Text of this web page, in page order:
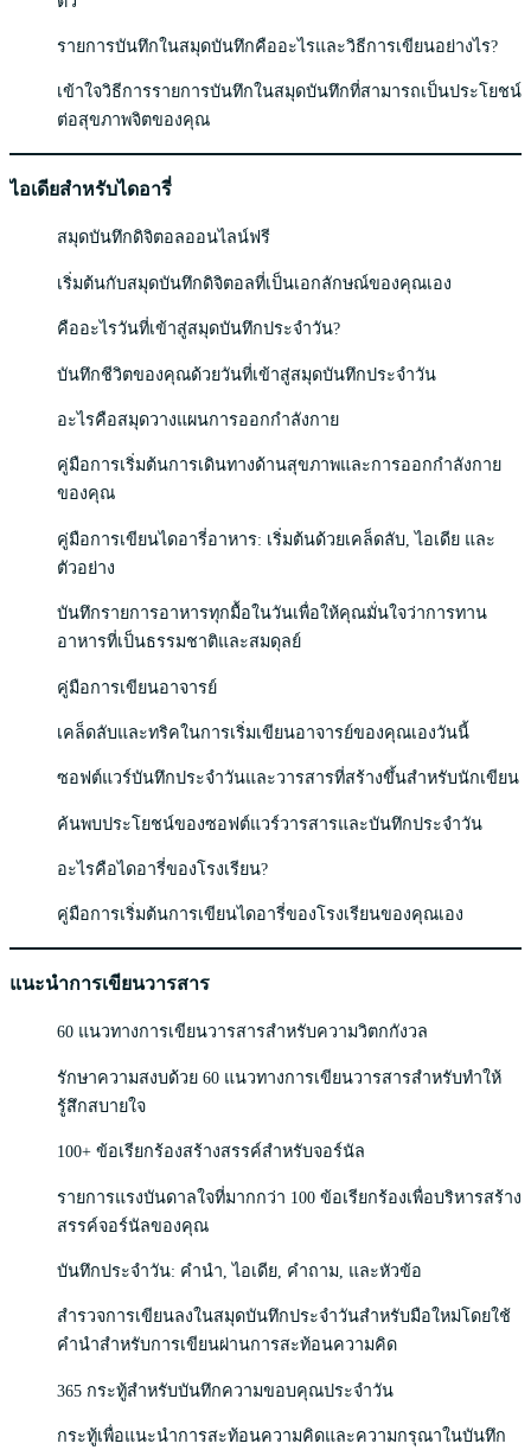
รายการบันทึกในสมุดบันทึกคืออะไรและวิธีการเขียนอย่างไร?
เข้าใจวิธีการรายการบันทึกในสมุดบันทึกที่สามารถเป็นประโยชน์
ต่อสุขภาพจิตของคุณ
ไอเดียสำหรับไดอารี่
สมุดบันทึกดิจิตอลออนไลน์ฟรี
เริ่มต้นกับสมุดบันทึกดิจิตอลที่เป็นเอกลักษณ์ของคุณเอง
คืออะไรวันที่เข้าสู่สมุดบันทึกประจำวัน?
บันทึกชีวิตของคุณด้วยวันที่เข้าสู่สมุดบันทึกประจำวัน
อะไรคือสมุดวางแผนการออกกำลังกาย
คู่มือการเริ่มต้นการเดินทางด้านสุขภาพและการออกกำลังกาย
ของคุณ
คู่มือการเขียนไดอารี่อาหาร: เริ่มต้นด้วยเคล็ดลับ, ไอเดีย และ
ตัวอย่าง
บันทึกรายการอาหารทุกมื้อในวันเพื่อให้คุณมั่นใจว่าการทาน
อาหารที่เป็นธรรมชาติและสมดุลย์
คู่มือการเขียนอาจารย์
เคล็ดลับและทริคในการเริ่มเขียนอาจารย์ของคุณเองวันนี้
ซอฟต์แวร์บันทึกประจำวันและวารสารที่สร้างขึ้นสำหรับนักเขียน
ค้นพบประโยชน์ของซอฟต์แวร์วารสารและบันทึกประจำวัน
อะไรคือไดอารี่ของโรงเรียน?
คู่มือการเริ่มต้นการเขียนไดอารี่ของโรงเรียนของคุณเอง
แนะนำการเขียนวารสาร
60 แนวทางการเขียนวารสารสำหรับความวิตกกังวล
รักษาความสงบด้วย 60 แนวทางการเขียนวารสารสำหรับทำให้
รู้สึกสบายใจ
100+ ข้อเรียกร้องสร้างสรรค์สำหรับจอร์นัล
รายการแรงบันดาลใจที่มากกว่า 100 ข้อเรียกร้องเพื่อบริหารสร้าง
สรรค์จอร์นัลของคุณ
บันทึกประจำวัน: คำนำ, ไอเดีย, คำถาม, และหัวข้อ
สำรวจการเขียนลงในสมุดบันทึกประจำวันสำหรับมือใหม่โดยใช้
คำนำสำหรับการเขียนผ่านการสะท้อนความคิด
365 กระทู้สำหรับบันทึกความขอบคุณประจำวัน
กระทู้เพื่อแนะนำการสะท้อนความคิดและความกรุณาในบันทึก